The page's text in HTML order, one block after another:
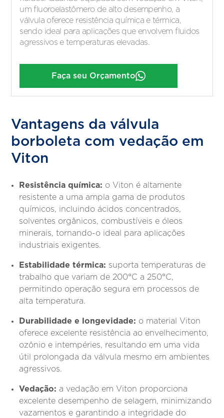
um fluoroelastômero de alto desempenho, a
válvula oferece resistência química e térmica,
sendo ideal para aplicações que envolvem fluidos
agressivos e temperaturas elevadas.
Faça seu Orçamento
Vantagens da válvula
borboleta com vedação em
Viton
Resistência química: o Viton é altamente
resistente a uma ampla gama de produtos
químicos, incluindo ácidos concentrados,
solventes orgânicos, combustíveis e óleos
minerais, tornando-o ideal para aplicações
industriais exigentes.
Estabilidade térmica: suporta temperaturas de
trabalho que variam de 200°C a 250°C,
permitindo operação segura em processos de
alta temperatura.
Durabilidade e longevidade: o material Viton
oferece excelente resistência ao envelhecimento,
ozônio e intempéries, resultando em uma vida
útil prolongada da válvula mesmo em ambientes
agressivos.
Vedação: a vedação em Viton proporciona
excelente desempenho de selagem, minimizando
vazamentos e garantindo a integridade do